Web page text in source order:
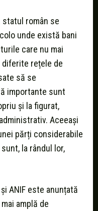
român se
unde există bani
care nu mai
rețele de
să se
importante sunt
și la figurat,
Aceeași
părți considerabile
la rândul lor,
ANIF este anunțată
amplă de